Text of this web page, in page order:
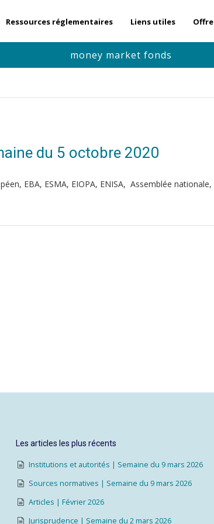
Ressources réglementaires Liens utiles Offre
money market fonds
du 5 octobre 2020
EBA, ESMA, EIOPA, ENISA, Assemblée nationale,
Les articles les plus récents
Institutions et autorités | Semaine du 9 mars 2026
Sources normatives | Semaine du 9 mars 2026
Articles | Février 2026
Jurisprudence | Semaine du 2 mars 2026